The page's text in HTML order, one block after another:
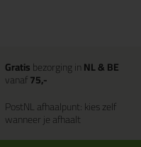
Gratisbezorging inNL & BE
vanaf75,-
PostNL afhaalpunt: kies zelf
wanneer je afhaalt